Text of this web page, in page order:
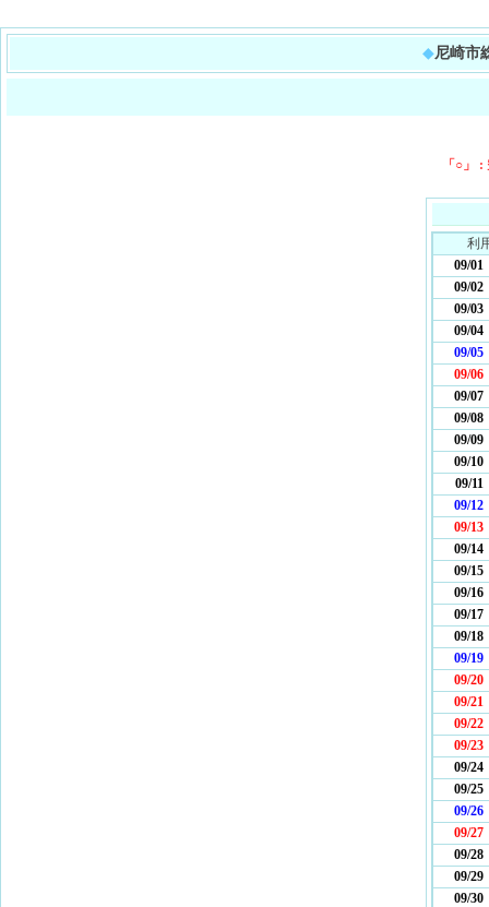
◆尼崎市
「○」
利
09/01
09/02
09/03
09/04
09/05
09/06
09/07
09/08
09/09
09/10
09/11
09/12
09/13
09/14
09/15
09/16
09/17
09/18
09/19
09/20
09/21
09/22
09/23
09/24
09/25
09/26
09/27
09/28
09/29
09/30